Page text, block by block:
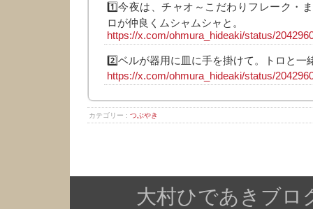
1️⃣今夜は、チャオ～こだわりフレーク・
ロが仲良くムシャムシャと。
https://x.com/ohmura_hideaki/status/
2️⃣ベルが器用に皿に手を掛けて。トロと一
https://x.com/ohmura_hideaki/status/
カテゴリー : つぶやき
大村ひであきブロ